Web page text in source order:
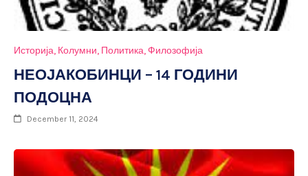
Историја Колумни Политика Филозофија
НЕОЈАКОБИНЦИ – 14 ГОДИНИ
ПОДОЦНА
December 11, 2024